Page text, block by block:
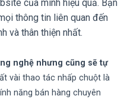
của mình hiệu quả. Bạn
thông tin liên quan đến
và thân thiện nhất.
nghệ nhưng cũng sẽ tự
vài thao tác nhấp chuột là
năng bán hàng chuyên